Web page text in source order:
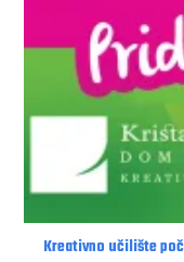
Kreativno učilište